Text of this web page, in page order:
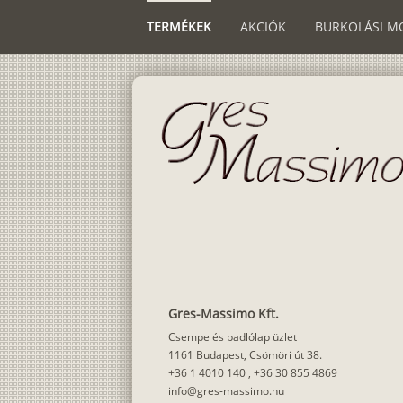
TERMÉKEK AKCIÓK BURKOLÁSI
Gres-Massimo Kft.
Csempe és padlólap üzlet
1161 Budapest, Csömöri út 38.
+36 1 4010 140 , +36 30 855 4869
info@gres-massimo.hu